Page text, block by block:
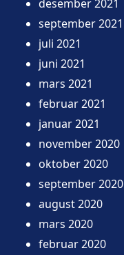
desember 2021
september 2021
juli 2021
juni 2021
mars 2021
februar 2021
januar 2021
november 2020
oktober 2020
september 2020
august 2020
mars 2020
februar 2020